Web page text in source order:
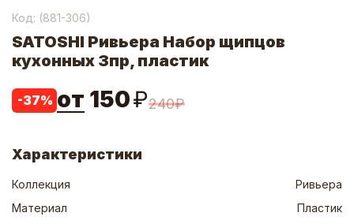
Код: (881-306)
SATOSHI Ривьера Набор щипцов
кухонных 3пр, пластик
-37% от 150₽240₽
Характеристики
Коллекция
Ривьера
Материал
Пластик